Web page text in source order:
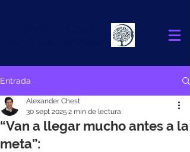
Entrada
“Van a llegar mucho antes a la
meta”:
Alexander Chest
30 sept 2025 2 min de lectura